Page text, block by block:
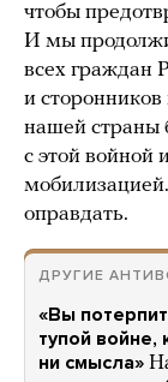
чтобы
И мы
всех граждан
и сторонников
нашей страны
с этой войной
оправдать.
ДРУГИЕ
«Вы
тупой войне,
ни смысла»